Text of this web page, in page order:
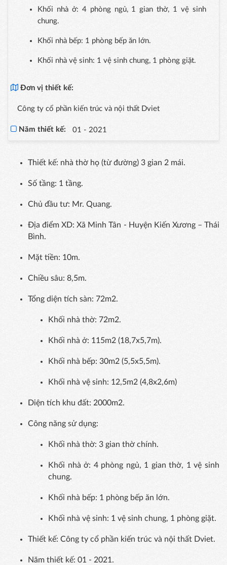
Khối nhà ở: 4 phòng ngủ, 1 gian thờ, 1 vệ sinh
chung.
Khối nhà bếp: 1 phòng bếp ăn lớn.
Khối nhà vệ sinh: 1 vệ sinh chung, 1 phòng giặt.
Đơn vị thiết kế:
Công ty cổ phần kiến trúc và nội thất Dviet
Năm thiết kế: 01 - 2021
Thiết kế: nhà thờ họ (từ đường) 3 gian 2 mái.
Số tầng: 1 tầng.
Chủ đầu tư: Mr. Quang.
Địa điểm XD: Xã Minh Tân - Huyện Kiến Xương – Thái
Bình.
Mặt tiền: 10m.
Chiều sâu: 8,5m.
Tổng diện tích sàn: 72m2.
Khối nhà thờ: 72m2.
Khối nhà ở: 115m2 (18,7x5,7m).
Khối nhà bếp: 30m2 (5,5x5,5m).
Khối nhà vệ sinh: 12,5m2 (4,8x2,6m)
Diện tích khu đất: 2000m2.
Công năng sử dụng:
Khối nhà thờ: 3 gian thờ chính.
Khối nhà ở: 4 phòng ngủ, 1 gian thờ, 1 vệ sinh
chung.
Khối nhà bếp: 1 phòng bếp ăn lớn.
Khối nhà vệ sinh: 1 vệ sinh chung, 1 phòng giặt.
Thiết kế: Công ty cổ phần kiến trúc và nội thất Dviet.
Năm thiết kế: 01 - 2021.